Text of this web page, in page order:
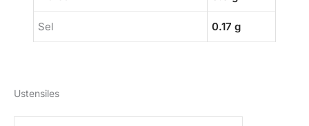
Sel 0.17 g
Ustensiles